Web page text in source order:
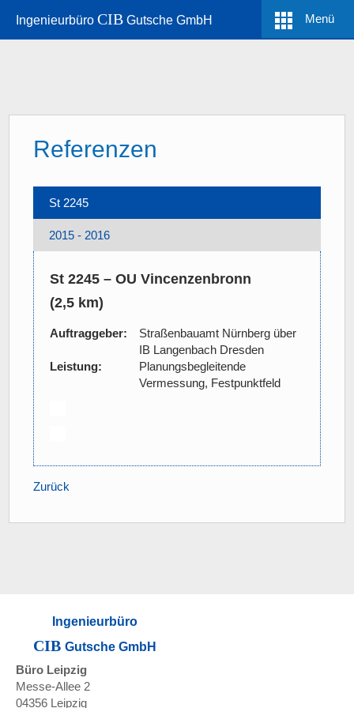
Referenzen
St 2245
2015 - 2016
St 2245 – OU Vincenzenbronn
(2,5 km)
Auftraggeber:
Straßenbauamt Nürnberg über
IB Langenbach Dresden
Leistung:
Planungsbegleitende
Vermessung, Festpunktfeld
Zurück
Ingenieurbüro CIB Gutsche GmbH Menü
Ingenieurbüro
CIB Gutsche GmbH
Büro Leipzig
Messe-Allee 2
04356 Leipzig